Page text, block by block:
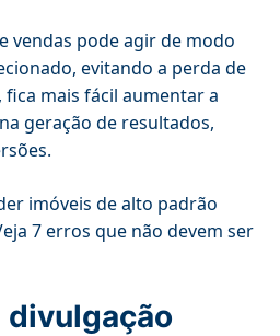
vendas pode agir de modo
evitando a perda de
mais fácil aumentar a
geração de resultados,
imóveis de alto padrão
7 erros que não devem ser
divulgação